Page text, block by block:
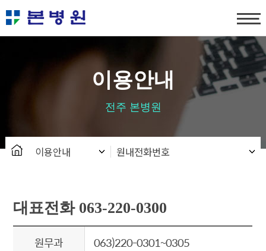
탑메뉴 바로가기
본문 바로가기
이용안내
전주 본병원
이용안내 원내전화번호
대표전화 063-220-0300
원무과 063)220-0301~0305